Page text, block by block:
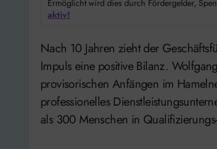
aktiv!
Nach 10 Jahren zieht der Geschäftsführer der Landkreis eigenen Beschäftigungsgesellschaft
Impuls eine positive Bilanz.
provisorischen Anfängen im
professionelles
als 300 Menschen in